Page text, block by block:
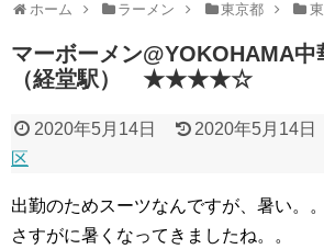
ホーム ラーメン 東京都
マーボーメン@YOKOHAMA中
（経堂駅） ★★★★☆
2020年5月14日 2020年5月14日
区
出勤のためスーツなんですが、暑い。。
さすがに暑くなってきましたね。。